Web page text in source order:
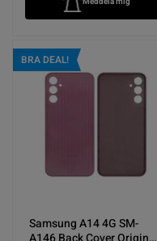
BRA DEAL!
Samsung A14 4G SM-